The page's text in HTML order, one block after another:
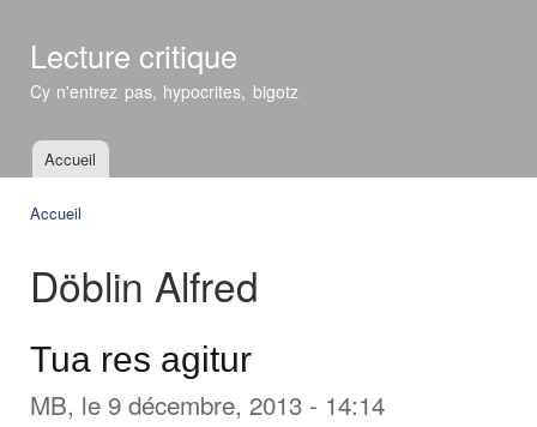
Lecture critique
Cy n'entrez pas, hypocrites, bigotz
Menu principal
Accueil
Accueil
Döblin Alfred
Tua res agitur
MB, le 9 décembre, 2013 - 14:14